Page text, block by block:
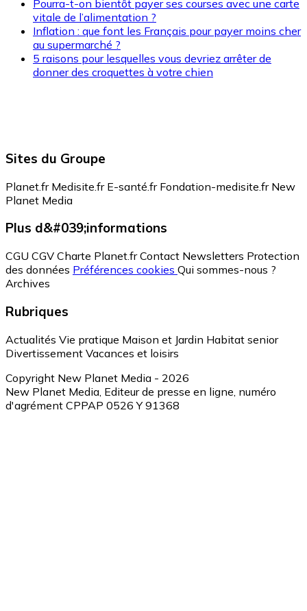
Pourra-t-on bientôt payer ses courses avec une carte
vitale de l’alimentation ?
Inflation : que font les Français pour payer moins cher
au supermarché ?
5 raisons pour lesquelles vous devriez arrêter de
donner des croquettes à votre chien
Sites du Groupe
Planet.fr Medisite.fr E-santé.fr Fondation-medisite.fr New
Planet Media
Plus d&#039;informations
CGU CGV Charte Planet.fr Contact Newsletters Protection
des données Préférences cookies Qui sommes-nous ?
Archives
Rubriques
Actualités Vie pratique Maison et Jardin Habitat senior
Divertissement Vacances et loisirs
Copyright New Planet Media - 2026
New Planet Media, Editeur de presse en ligne, numéro
d'agrément CPPAP 0526 Y 91368